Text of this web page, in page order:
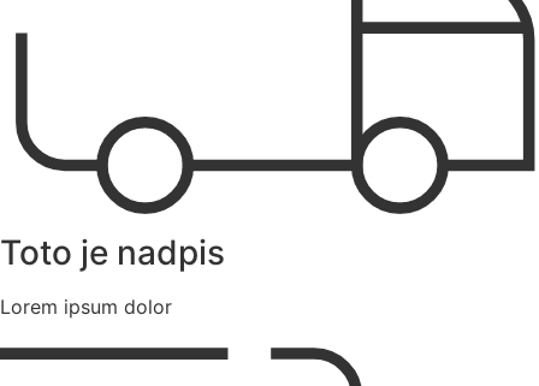
Toto je nadpis
Lorem ipsum dolor